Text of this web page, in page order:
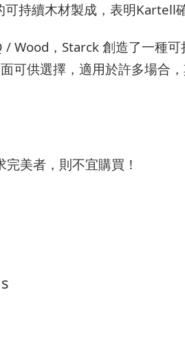
可持續木材製成，表明Kartell
/ Wood ， Starck 創造了一種可
可供選擇，適用於許多場合
美者，則不宜購買！